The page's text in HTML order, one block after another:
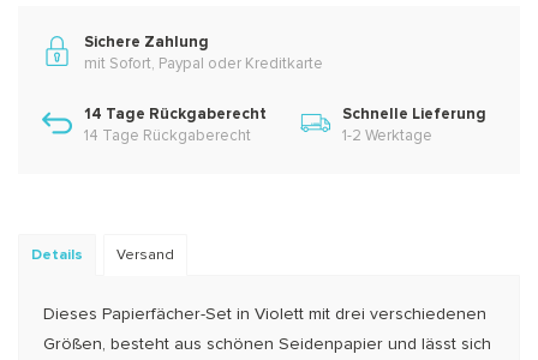
Sichere Zahlung
mit Sofort, Paypal oder Kreditkarte
14 Tage Rückgaberecht
14 Tage Rückgaberecht
Schnelle Lieferung
1-2 Werktage
Details Versand
Dieses Papierfächer-Set in Violett mit drei ver­schie­de­­nen
Größen, besteht aus schönen Seidenpapier und lässt sich